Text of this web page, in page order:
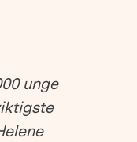
unge